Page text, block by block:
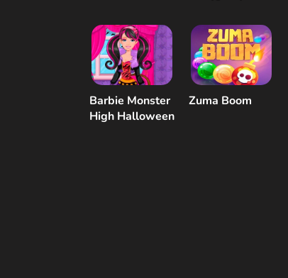
ubieranki
Barbie Monster
High Halloween
Zuma Boom